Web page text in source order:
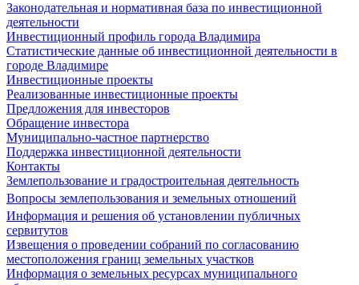
Законодательная и нормативная база по инвестиционной
деятельности
Инвестиционный профиль города Владимира
Статистические данные об инвестиционной деятельности в
городе Владимире
Инвестиционные проекты
Реализованные инвестиционные проекты
Предложения для инвесторов
Обращение инвестора
Муниципально-частное партнерство
Поддержка инвестиционной деятельности
Контакты
Землепользование и градостроительная деятельность
Вопросы землепользования и земельных отношений
Информация и решения об установлении публичных
сервитутов
Извещения о проведении собраний по согласованию
местоположения границ земельных участков
Информация о земельных ресурсах муниципального